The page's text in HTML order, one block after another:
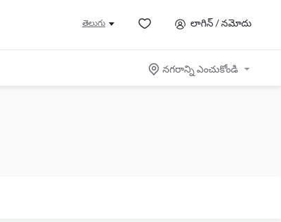
తెలుగు లాగిన్ / నమోదు
నగరాన్ని ఎంచుకోండి